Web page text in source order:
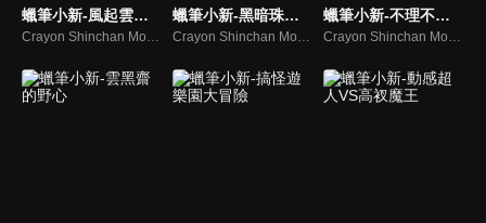
蠟筆小新-風起雲湧的叢林冒險 蠟筆小新-黑暗珠珠大追擊 蠟筆小新-不理不理王國的秘寶